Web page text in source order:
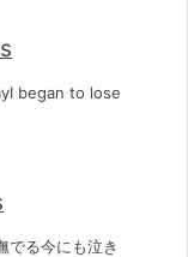
began to lose
でる今にも泣き